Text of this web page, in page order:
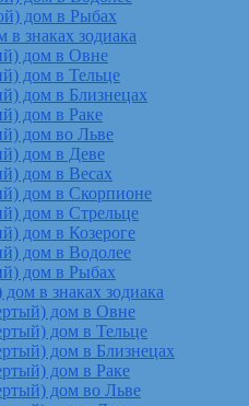
дом в Рыбах
в знаках зодиака
дом в Овне
дом в Тельце
дом в Близнецах
дом в Раке
дом во Льве
дом в Деве
дом в Весах
дом в Скорпионе
дом в Стрельце
дом в Козероге
дом в Водолее
дом в Рыбах
в знаках зодиака
дом в Овне
дом в Тельце
дом в Близнецах
дом в Раке
дом во Льве